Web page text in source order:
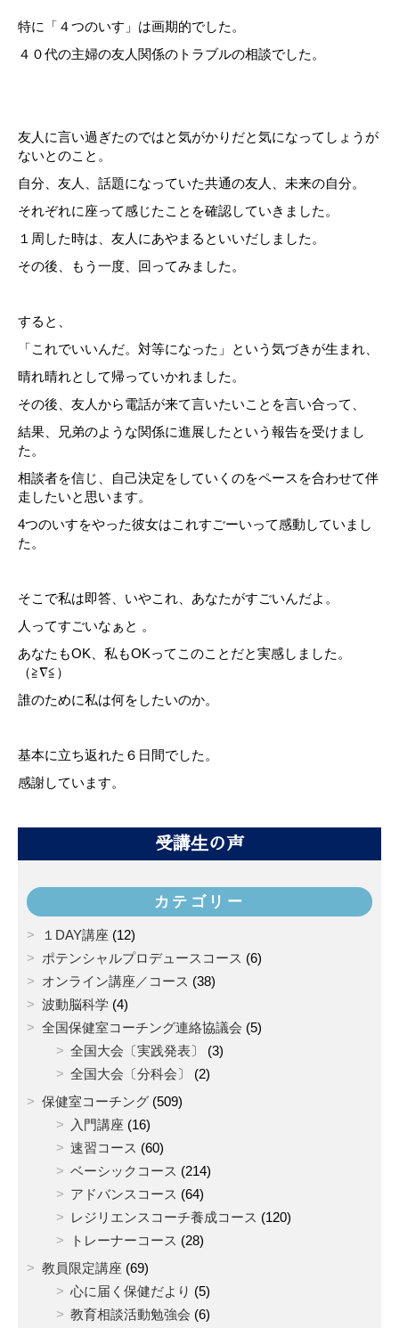
特に「４つのいす」は画期的でした。
４０代の主婦の友人関係のトラブルの相談でした。
友人に言い過ぎたのではと気がかりだと気になってしょうが
ないとのこと。
自分、友人、話題になっていた共通の友人、未来の自分。
それぞれに座って感じたことを確認していきました。
１周した時は、友人にあやまるといいだしました。
その後、もう一度、回ってみました。
すると、
「これでいいんだ。対等になった」という気づきが生まれ、
晴れ晴れとして帰っていかれました。
その後、友人から電話が来て言いたいことを言い合って、
結果、兄弟のような関係に進展したという報告を受けまし
た。
相談者を信じ、自己決定をしていくのをペースを合わせて伴
走したいと思います。
4つのいすをやった彼女はこれすごーいって感動していまし
た。
そこで私は即答、いやこれ、あなたがすごいんだよ。
人ってすごいなぁと 。
あなたもOK、私もOKってこのことだと実感しました。
（≧∇≦）
誰のために私は何をしたいのか。
基本に立ち返れた６日間でした。
感謝しています。
受講生の声
カテゴリー
１DAY講座 (12)
ポテンシャルプロデュースコース (6)
オンライン講座／コース (38)
波動脳科学 (4)
全国保健室コーチング連絡協議会 (5)
全国大会〔実践発表〕
(3)
全国大会〔分科会〕
(2)
保健室コーチング(509)
入門講座 (16)
速習コース (60)
ベーシックコース (214)
アドバンスコース (64)
レジリエンスコーチ養成コース (120)
トレーナーコース (28)
教員限定講座 (69)
心に届く保健だより (5)
教育相談活動勉強会 (6)